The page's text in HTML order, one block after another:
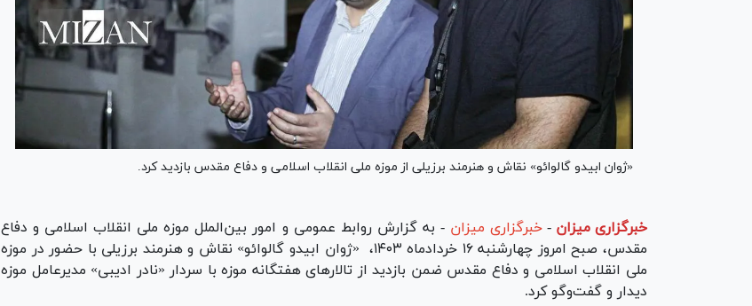
«ژوان ابیدو گالوائو» نقاش و هنرمند برزیلی از موزه ملی انقلاب اسلامی و دفاع مقدس بازدید کرد.
خبرگزاری میزان - خبرگزاری میزان - به گزارش روابط عمومی و امور بین‌الملل موزه ملی انقلاب اسلامی و دفاع
مقدس، صبح امروز چهارشنبه ۱۶ خردادماه ۱۴۰۳، ‏ «ژوان ابیدو گالوائو» نقاش و هنرمند برزیلی با حضور در موزه
ملی انقلاب اسلامی و دفاع مقدس ضمن بازدید از تالار‌های هفتگانه موزه با سردار «نادر ادیبی» مدیرعامل موزه
دیدار و گفت‌وگو کرد.